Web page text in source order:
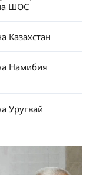
ШОС
Казахстан
Намибия
Уругвай